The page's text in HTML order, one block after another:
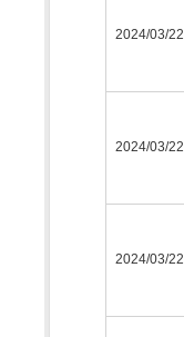
2024/03/22
2024/03/22
2024/03/22